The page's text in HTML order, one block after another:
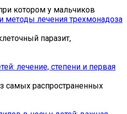
котором у мальчиков
методы лечения трехмонадоза
паразит,
лечение, степени и первая
самых распространенных